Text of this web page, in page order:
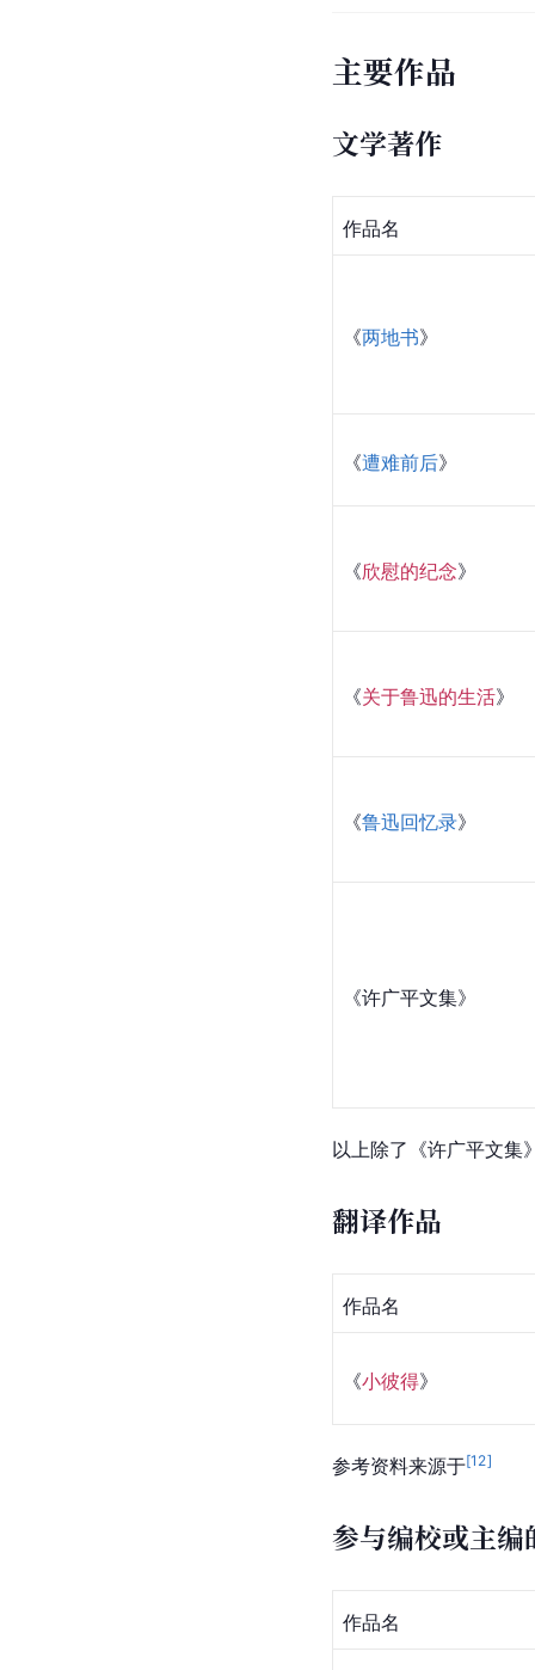
主要作品
文学著作
作品名
《两地书》
《遭难前后》
《欣慰的纪念》
《关于鲁迅的生活》
《鲁迅回忆录》
《许广平文集》
以上除了《许广平文集
翻译作品
作品名
《小彼得》
参考资料来源于[12]
参与编校或主编
作品名